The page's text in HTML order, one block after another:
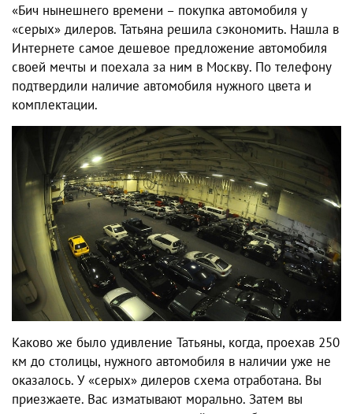
«Бич нынешнего времени – покупка автомобиля у
«серых» дилеров. Татьяна решила сэкономить. Нашла в
Интернете самое дешевое предложение автомобиля
своей мечты и поехала за ним в Москву. По телефону
подтвердили наличие автомобиля нужного цвета и
комплектации.
Каково же было удивление Татьяны, когда, проехав 250
км до столицы, нужного автомобиля в наличии уже не
оказалось. У «серых» дилеров схема отработана. Вы
приезжаете. Вас изматывают морально. Затем вы